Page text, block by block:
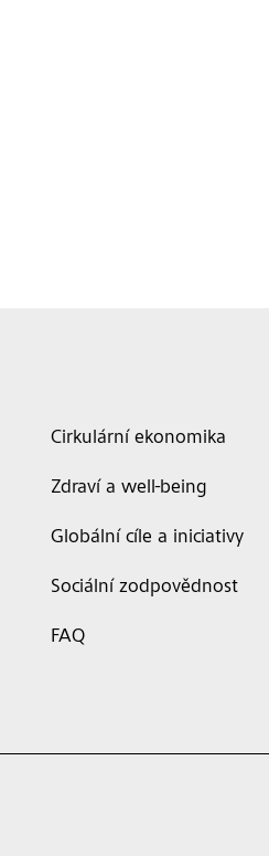
Cirkulární ekonomika
Zdraví a well-being
Globální cíle a iniciativy
Sociální zodpovědnost
FAQ